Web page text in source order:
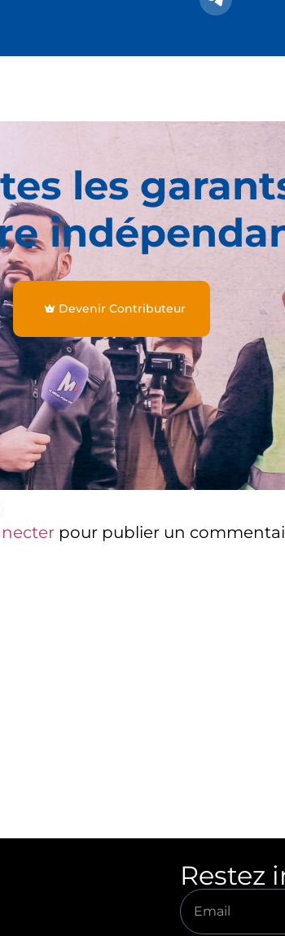
les
Devenir Contributeur
pour publier un
Restez